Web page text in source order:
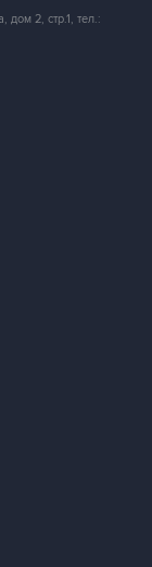
дом 2, стр.1, тел.: